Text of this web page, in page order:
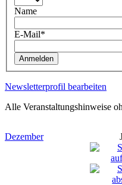
Name
E-Mail*
Anmelden
Newsletterprofil bearbeiten
Alle Veranstaltungshinweise
Dezember